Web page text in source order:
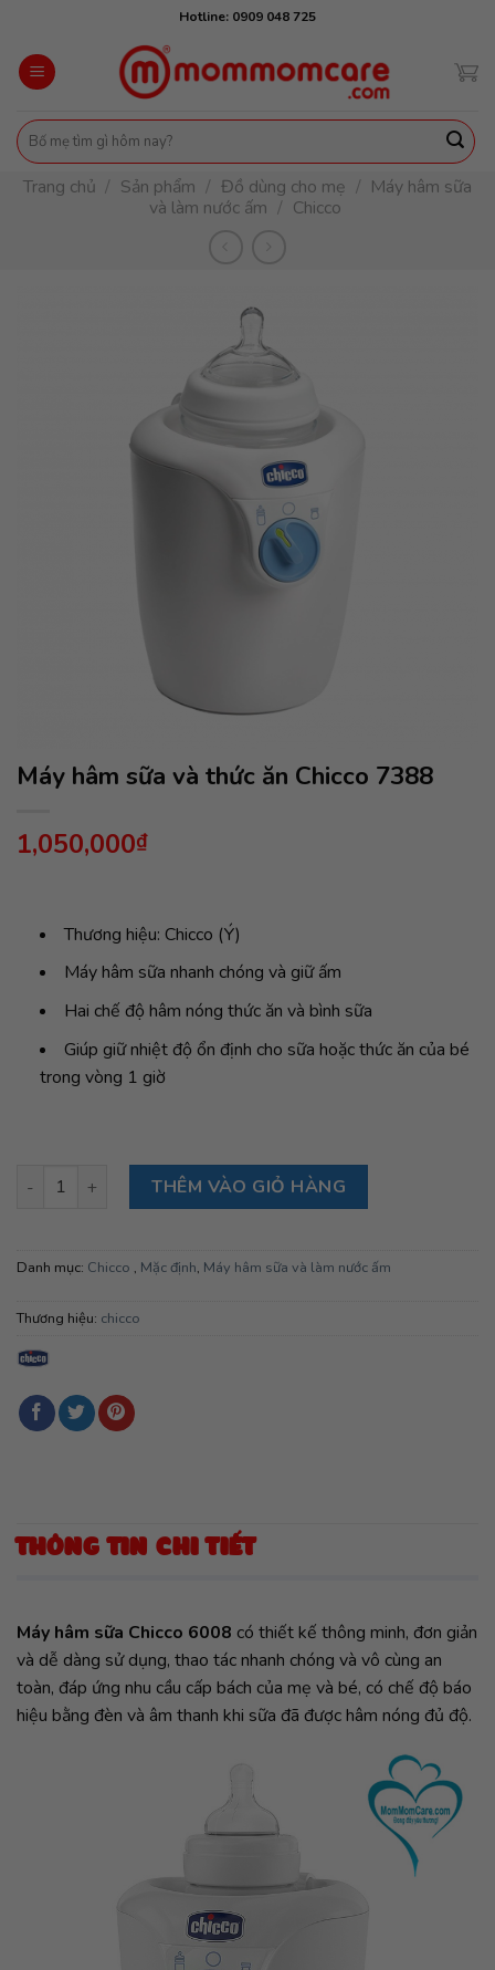
content
Hotline: 0909 048 725
Tìm
kiếm:
Trang chủ / Sản phẩm / Đồ dùng cho mẹ / Máy hâm sữa
và làm nước ấm / Chicco
Máy hâm sữa và thức ăn Chicco 7388
1,050,000₫
Thương hiệu: Chicco (Ý)
Máy hâm sữa nhanh chóng và giữ ấm
Hai chế độ hâm nóng thức ăn và bình sữa
Giúp giữ nhiệt độ ổn định cho sữa hoặc thức ăn của bé
trong vòng 1 giờ
Máy hâm sữa và thức ăn Chicco 7388 số lượng
THÊM VÀO GIỎ HÀNG
Danh mục: Chicco , Mặc định, Máy hâm sữa và làm nước ấm
Thương hiệu: chicco
THÔNG TIN CHI TIẾT
Máy hâm sữa Chicco 6008 có thiết kế thông minh, đơn giản
và dễ dàng sử dụng, thao tác nhanh chóng và vô cùng an
toàn, đáp ứng nhu cầu cấp bách của mẹ và bé, có chế độ báo
hiệu bằng đèn và âm thanh khi sữa đã được hâm nóng đủ độ.